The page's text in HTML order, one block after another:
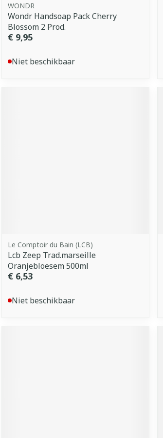
WONDR
Wondr Handsoap Pack Cherry
Blossom 2 Prod.
€ 9,95
Niet beschikbaar
Le Comptoir du Bain (LCB)
Lcb Zeep Trad.marseille
Oranjebloesem 500ml
€ 6,53
Niet beschikbaar